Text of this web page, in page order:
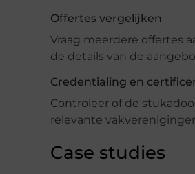
Offertes vergelijken
Vraag meerdere offertes
de details van de
Credentialing en
Controleer of de
relevante
Case studies